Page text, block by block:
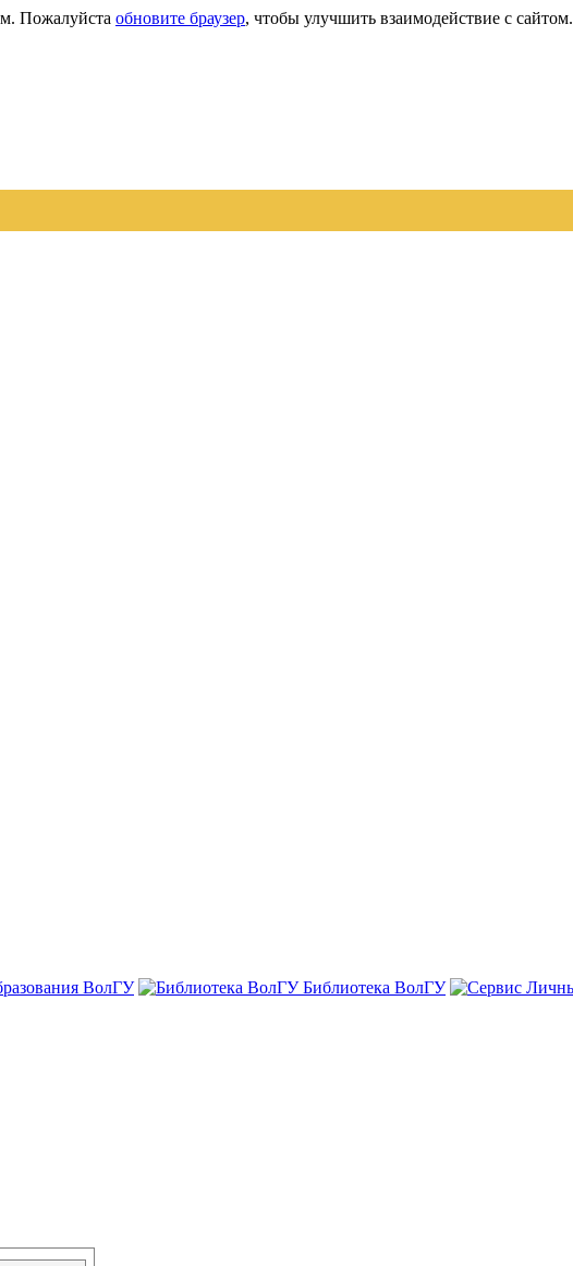
Пожалуйста обновите браузер, чтобы улучшить взаимодействие с сайтом.
ВолГУ Библиотека ВолГУ